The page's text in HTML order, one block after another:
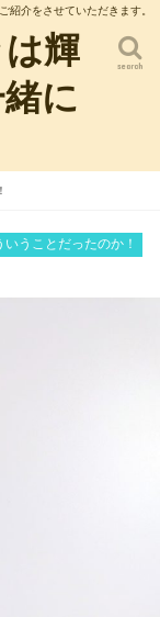
紹介をさせていただきます。
輝
に
search
いうことだったのか！